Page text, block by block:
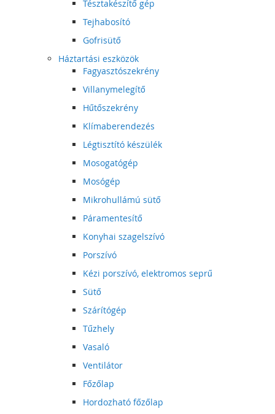
Tésztakészítő gép
Tejhabosító
Gofrisütő
Háztartási eszközök
Fagyasztószekrény
Villanymelegítő
Hűtőszekrény
Klímaberendezés
Légtisztító készülék
Mosogatógép
Mosógép
Mikrohullámú sütő
Páramentesítő
Konyhai szagelszívó
Porszívó
Kézi porszívó, elektromos seprű
Sütő
Szárítógép
Tűzhely
Vasaló
Ventilátor
Főzőlap
Hordozható főzőlap